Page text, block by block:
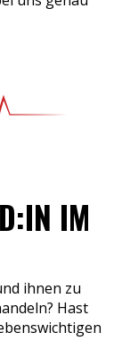
IM
ihnen zu
Hast